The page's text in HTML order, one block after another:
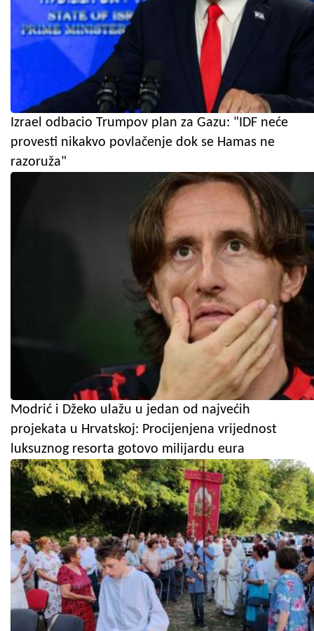
Izrael odbacio Trumpov plan za Gazu: "IDF neće
provesti nikakvo povlačenje dok se Hamas ne
razoruža"
Modrić i Džeko ulažu u jedan od najvećih
projekata u Hrvatskoj: Procijenjena vrijednost
luksuznog resorta gotovo milijardu eura